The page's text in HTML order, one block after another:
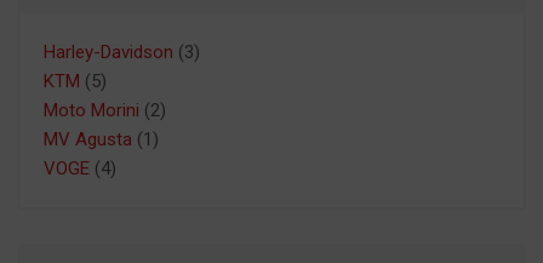
Harley-Davidson (3)
KTM (5)
Moto Morini (2)
MV Agusta (1)
VOGE (4)